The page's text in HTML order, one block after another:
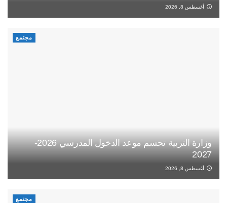
أغسطس 8, 2026
مجتمع
وزارة التربية تحسم موعد الدخول المدرسي 2026-
2027
أغسطس 8, 2026
مجتمع